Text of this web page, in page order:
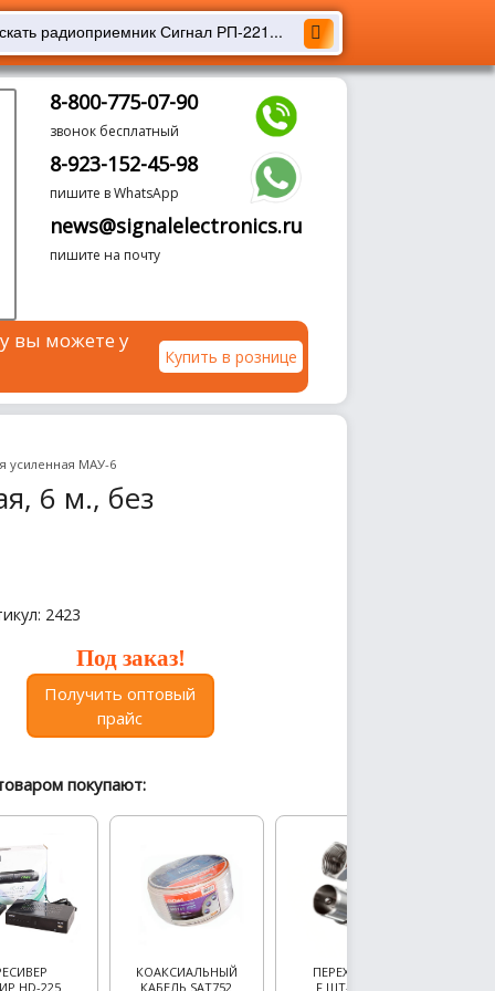
8-800-775-07-90
звонок бесплатный
8-923-152-45-98
пишите в WhatsApp
news@signalelectronics.ru
пишите на почту
вы можете у
Купить в рознице
усиленная МАУ-6
6 м., без
2423
Под заказ!
Получить оптовый
прайс
покупают:
HD-225
КОАКСИАЛЬНЫЙ
КАБЕЛЬ SAT752
ПЕРЕХОДНИК
F ШТ-TV ШТ